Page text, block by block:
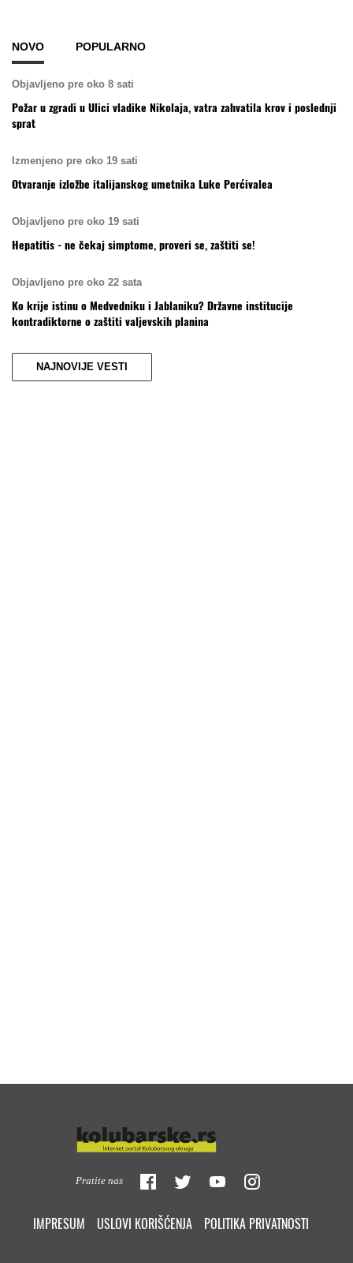
NOVO POPULARNO
Objavljeno pre oko 8 sati
Požar u zgradi u Ulici vladike Nikolaja, vatra zahvatila krov i poslednji
sprat
Izmenjeno pre oko 19 sati
Otvaranje izložbe italijanskog umetnika Luke Perćivalea
Objavljeno pre oko 19 sati
Hepatitis - ne čekaj simptome, proveri se, zaštiti se!
Objavljeno pre oko 22 sata
Ko krije istinu o Medvedniku i Jablaniku? Državne institucije
kontradiktorne o zaštiti valjevskih planina
NAJNOVIJE VESTI
Pratite nas
IMPRESUM USLOVI KORIŠĆENJA POLITIKA PRIVATNOSTI